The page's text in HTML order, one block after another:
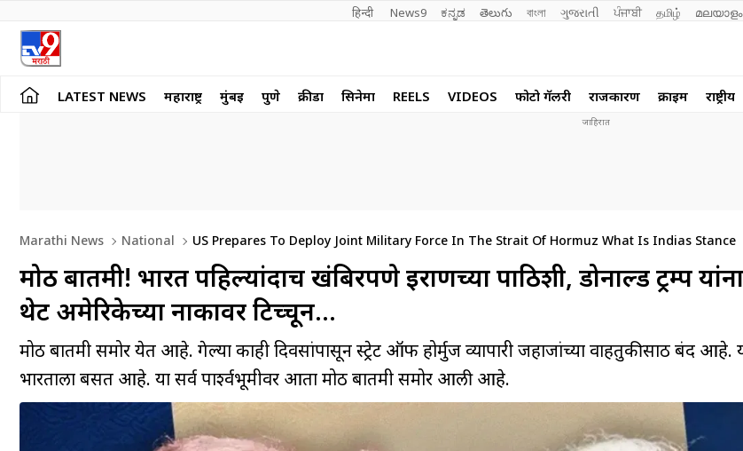
हिन्दी News9 ಕನ್ನಡ తెలుగు বাংলা ગુજરાતી ਪੰਜਾਬੀ தமிழ் മലയാളം
LATEST NEWS महाराष्ट्र मुंबई पुणे क्रीडा सिनेमा REELS VIDEOS फोटो गॅलरी राजकारण क्राईम राष्ट्रीय
Marathi News National US Prepares To Deploy Joint Military Force In The Strait Of Hormuz What Is Indias Stance
मोठी बातमी! भारत पहिल्यांदाच खंबिरपणे इराणच्या पाठिशी, डोनाल्ड ट्रम्प
थेट अमेरिकेच्या नाकावर टिच्चून…
मोठी बातमी समोर येत आहे. गेल्या काही दिवसांपासून स्ट्रेट ऑफ होर्मुज व्यापारी जहाजांच्या वाहतुकीसाठी बंद आहे.
भारताला बसत आहे. या सर्व पार्श्वभूमीवर आता मोठी बातमी समोर आली आहे.